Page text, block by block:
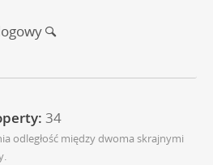
34
odległość między dwoma skrajnymi